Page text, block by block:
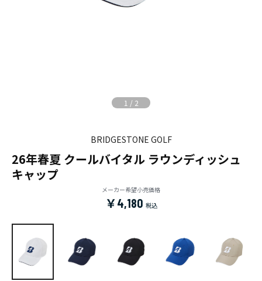
1 / 2
BRIDGESTONE GOLF
26年春夏 クールバイタル ラウンディッシュ
キャップ
メーカー希望小売価格
￥4,180